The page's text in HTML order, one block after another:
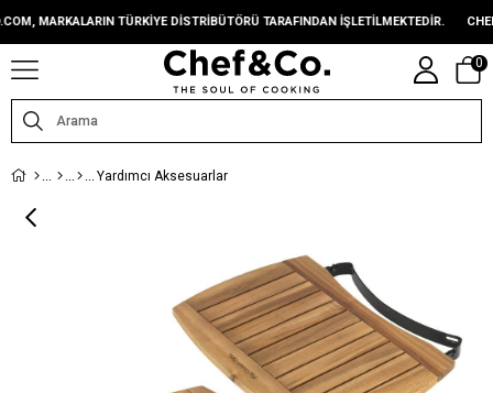
MARKALARIN TÜRKIYE DISTRIBÜTÖRÜ TARAFINDAN IŞLETILMEKTEDIR.
0
Yardımcı Aksesuarlar